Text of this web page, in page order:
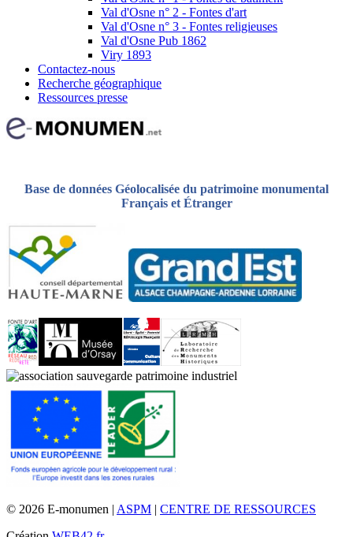
Val d'Osne n° 2 - Fontes d'art
Val d'Osne n° 3 - Fontes religieuses
Val d'Osne Pub 1862
Viry 1893
Contactez-nous
Recherche géographique
Ressources presse
Base de données Géolocalisée du patrimoine monumental
Français et Étranger
© 2026 E-monumen | ASPM | CENTRE DE RESSOURCES